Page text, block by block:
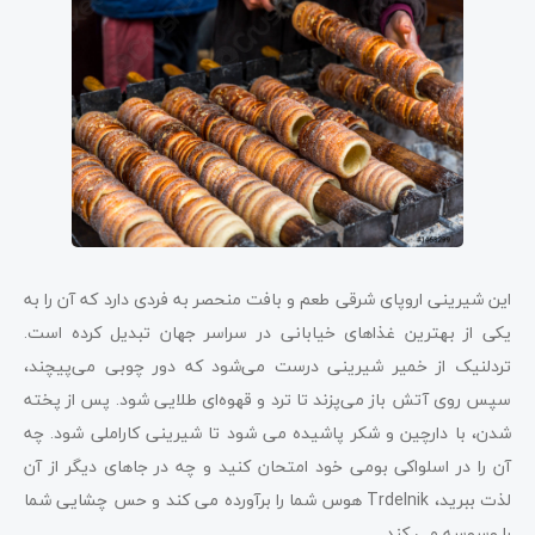
این شیرینی اروپای شرقی طعم و بافت منحصر به فردی دارد که آن را به
یکی از بهترین غذاهای خیابانی در سراسر جهان تبدیل کرده است.
تردلنیک از خمیر شیرینی درست می‌شود که دور چوبی می‌پیچند،
سپس روی آتش باز می‌پزند تا ترد و قهوه‌ای طلایی شود. پس از پخته
شدن، با دارچین و شکر پاشیده می شود تا شیرینی کاراملی شود. چه
آن را در اسلواکی بومی خود امتحان کنید و چه در جاهای دیگر از آن
لذت ببرید، Trdelnik هوس شما را برآورده می کند و حس چشایی شما